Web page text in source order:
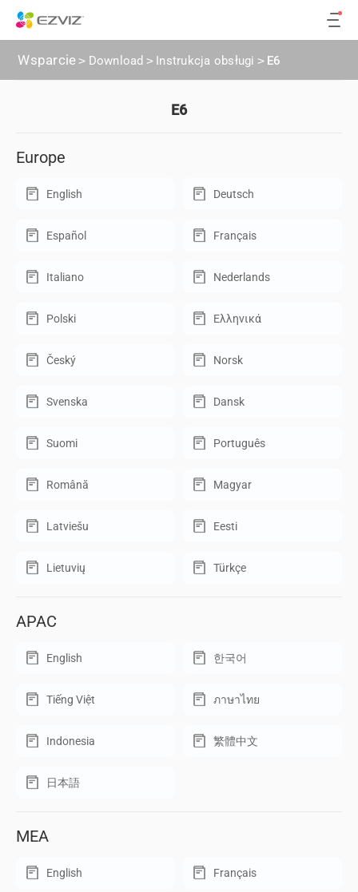
Wsparcie> Download > Instrukcja obsługi > E6
E6
Europe
English Deutsch
Español Français
Italiano Nederlands
Polski Ελληνικά
Český Norsk
Svenska Dansk
Suomi Português
Română Magyar
Latviešu Eesti
Lietuvių Türkçe
APAC
English 한국어
Tiếng Việt ภาษาไทย
Indonesia 繁體中文
日本語
MEA
English Français